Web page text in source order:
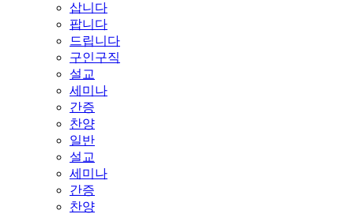
삽니다
팝니다
드립니다
구인구직
설교
세미나
간증
찬양
일반
설교
세미나
간증
찬양